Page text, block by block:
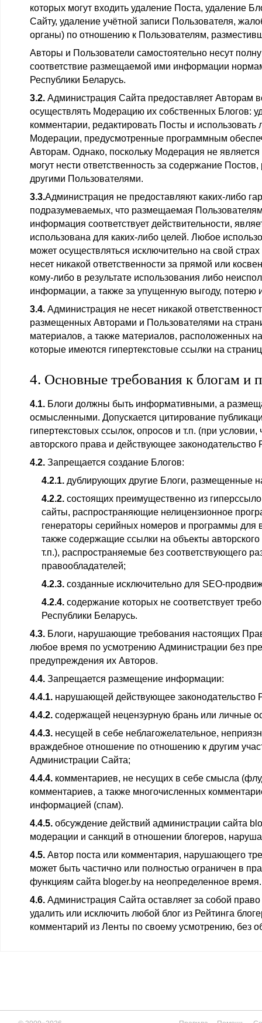
которых могут входить удаление Поста, удаление
Сайту, удаление учётной записи Пользователя,
органы) по отношению к Пользователям,
Авторы и Пользователи самостоятельно несут
соответствие размещаемой ими информации
Республики Беларусь.
3.2. Администрация Сайта предоставляет Авторам
осуществлять Модерацию их собственных Блогов:
комментарии, редактировать Посты и
Модерации, предусмотренные программным
Авторам. Однако, поскольку Модерация не
могут нести ответственность за содержание
другими Пользователями.
3.3.Администрация не предоставляют каких-либо
подразумеваемых, что размещаемая
информация соответствует действительности,
использована для каких-либо целей. Любое
может осуществляться исключительно на свой
несет никакой ответственности за прямой или
кому-либо в результате использования либо
информации, а также за упущенную выгоду, потерю
3.4. Администрация не несет никакой
размещенных Авторами и Пользователями на
материалов, а также материалов, расположенных
которые имеются гипертекстовые ссылки на
4. Основные требования к блогам и
4.1. Блоги должны быть информативными, а
осмысленными. Допускается цитирование
гипертекстовых ссылок, опросов и т.п. (при
авторского права и действующее законодательство
4.2. Запрещается создание Блогов:
4.2.1. дублирующих другие Блоги, размещенные
4.2.2. состоящих преимущественно из
сайты, распространяющие нелицензионное
генераторы серийных номеров и программы для
также содержащие ссылки на объекты
т.п.), распространяемые без соответствующего
правообладателей;
4.2.3. созданные исключительно для SEO-
4.2.4. содержание которых не соответствует
Республики Беларусь.
4.3. Блоги, нарушающие требования настоящих
любое время по усмотрению Администрации без
предупреждения их Авторов.
4.4. Запрещается размещение информации:
4.4.1. нарушающей действующее законодательство
4.4.2. содержащей нецензурную брань или личные
4.4.3. несущей в себе неблагожелательное,
враждебное отношение по отношению к другим
Администрации Сайта;
4.4.4. комментариев, не несущих в себе смысла
комментариев, а также многочисленных
информацией (спам).
4.4.5. обсуждение действий администрации сайта
модерации и санкций в отношении блогеров,
4.5. Автор поста или комментария, нарушающего
может быть частично или полностью ограничен в
функциям сайта bloger.by на неопределенное время.
4.6. Администрация Сайта оставляет за собой право
удалить или исключить любой блог из Рейтинга
комментарий из Ленты по своему усмотрению, без